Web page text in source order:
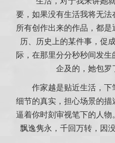
要，如果没有生活我将无
所有创作出来的作品，都
历、历史上的某件事，促
际，在那里分分秒秒间发
企及的，她包罗
作家越是贴近生活，
细节的真实，担心场景的
逼着你时刻审视笔下的人
飘逸隽永，千回万转，因